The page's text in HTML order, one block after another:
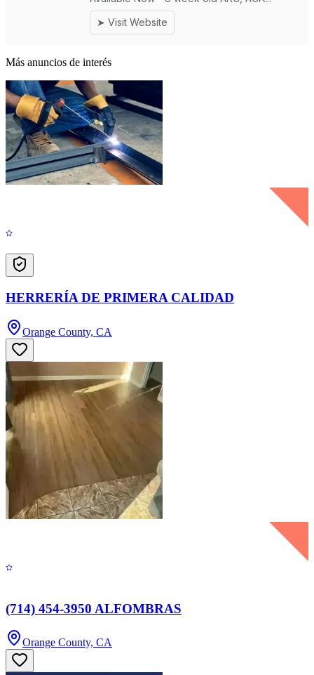
Más anuncios de interés
HERRERÍA DE PRIMERA CALIDAD
Orange County, CA
(714) 454-3950 ALFOMBRAS
Orange County, CA